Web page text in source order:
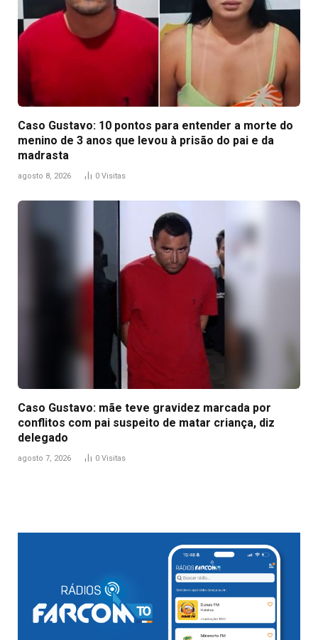
Caso Gustavo: 10 pontos para entender a morte do
menino de 3 anos que levou à prisão do pai e da
madrasta
agosto 8, 2026 0 Visitas
Caso Gustavo: mãe teve gravidez marcada por
conflitos com pai suspeito de matar criança, diz
delegado
agosto 7, 2026 0 Visitas